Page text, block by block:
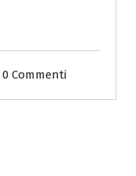
0 Commenti